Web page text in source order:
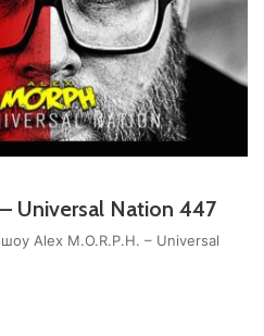
Universal Nation 447
Alex M.O.R.P.H. – Universal